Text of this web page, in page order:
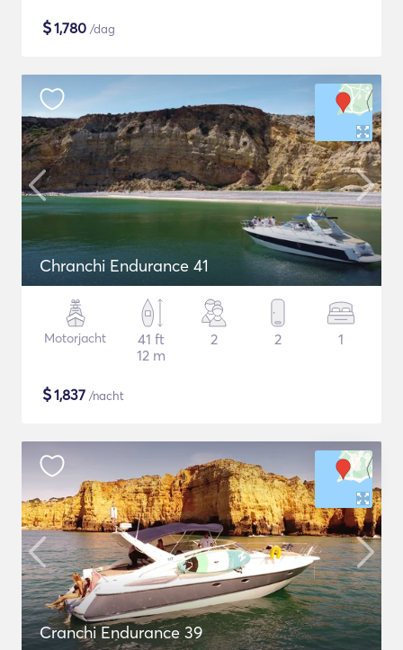
$1,780 /dag
Chranchi Endurance 41
Motorjacht
41 ft
12 m
2 2 1
$1,837 /nacht
Cranchi Endurance 39